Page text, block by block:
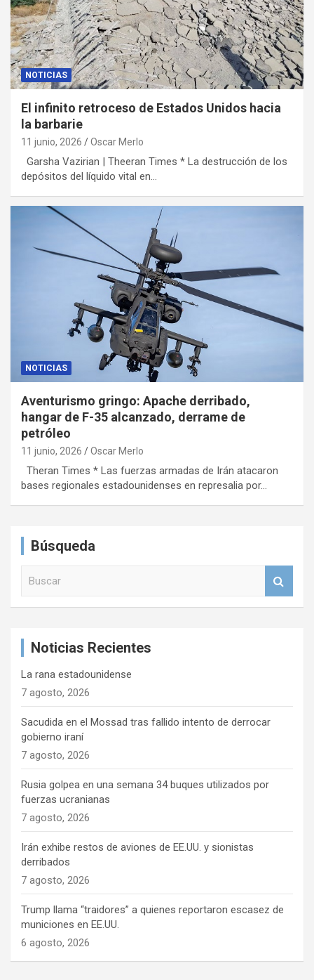
NOTICIAS
El infinito retroceso de Estados Unidos hacia
la barbarie
11 junio, 2026 Oscar Merlo
Garsha Vazirian | Theeran Times * La destrucción de los
depósitos del líquido vital en…
NOTICIAS
Aventurismo gringo: Apache derribado,
hangar de F-35 alcanzado, derrame de
petróleo
11 junio, 2026 Oscar Merlo
Theran Times * Las fuerzas armadas de Irán atacaron
bases regionales estadounidenses en represalia por…
Búsqueda
Noticias Recientes
La rana estadounidense
7 agosto, 2026
Sacudida en el Mossad tras fallido intento de derrocar
gobierno iraní
7 agosto, 2026
Rusia golpea en una semana 34 buques utilizados por
fuerzas ucranianas
7 agosto, 2026
Irán exhibe restos de aviones de EE.UU. y sionistas
derribados
7 agosto, 2026
Trump llama “traidores” a quienes reportaron escasez de
municiones en EE.UU.
6 agosto, 2026